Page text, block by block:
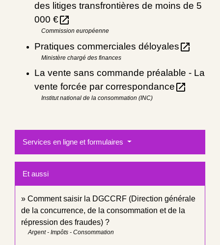
des litiges transfrontières de moins de 5
000 €open_in_new
Commission européenne
Pratiques commerciales déloyalesopen_in_new
Ministère chargé des finances
La vente sans commande préalable - La
vente forcée par correspondanceopen_in_new
Institut national de la consommation (INC)
Services en ligne et formulaires
Et aussi
Comment saisir la DGCCRF (Direction générale
de la concurrence, de la consommation et de la
répression des fraudes) ?
Argent - Impôts - Consommation